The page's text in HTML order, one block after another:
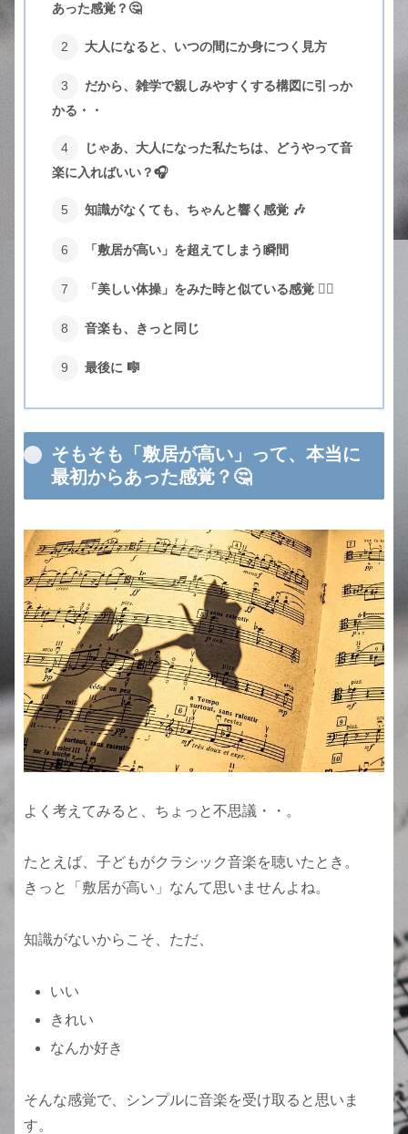
あった感覚？🤔
大人になると、いつの間にか身につく見方
だから、雑学で親しみやすくする構図に引っか
かる・・
じゃあ、大人になった私たちは、どうやって音
楽に入ればいい？🎧
知識がなくても、ちゃんと響く感覚 🎶
「敷居が高い」を超えてしまう瞬間
「美しい体操」をみた時と似ている感覚 🤸‍♂️
音楽も、きっと同じ
最後に 🎼
そもそも「敷居が高い」って、本当に
最初からあった感覚？🤔
よく考えてみると、ちょっと不思議・・。
たとえば、子どもがクラシック音楽を聴いたとき。
きっと「敷居が高い」なんて思いませんよね。
知識がないからこそ、ただ、
いい
きれい
なんか好き
そんな感覚で、シンプルに音楽を受け取ると思いま
す。